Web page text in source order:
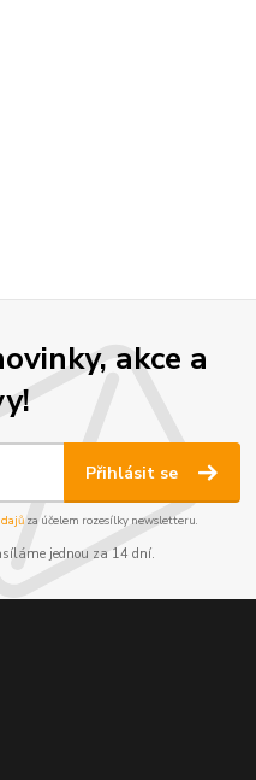
akce a
Přihlásit se
za účelem rozesílky newsletteru.
jednou za 14 dní.